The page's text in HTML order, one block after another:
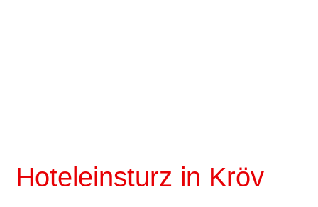
Hoteleinsturz in Kröv